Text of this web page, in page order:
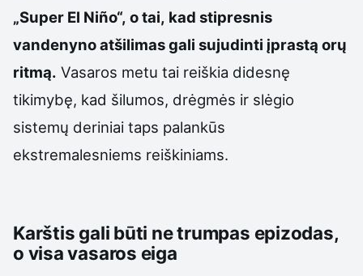
„Super El Niño“, o tai, kad stipresnis
vandenyno atšilimas gali sujudinti įprastą orų
ritmą. Vasaros metu tai reiškia didesnę
tikimybę, kad šilumos, drėgmės ir slėgio
sistemų deriniai taps palankūs
ekstremalesniems reiškiniams.
Karštis gali būti ne trumpas epizodas,
o visa vasaros eiga